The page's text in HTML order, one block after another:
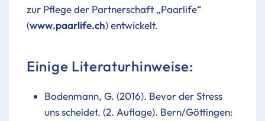
zur Pflege der Partnerschaft „Paarlife“
(www.paarlife.ch) entwickelt.
Einige Literaturhinweise:
Bodenmann, G. (2016). Bevor der Stress
uns scheidet. (2. Auflage). Bern/Göttingen: